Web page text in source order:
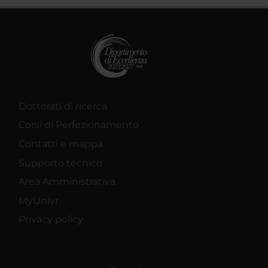
Dottorati di ricerca
Corsi di Perfezionamento
Contatti e mappa
Supporto tecnico
Area Amministrativa
MyUnivr
Privacy policy